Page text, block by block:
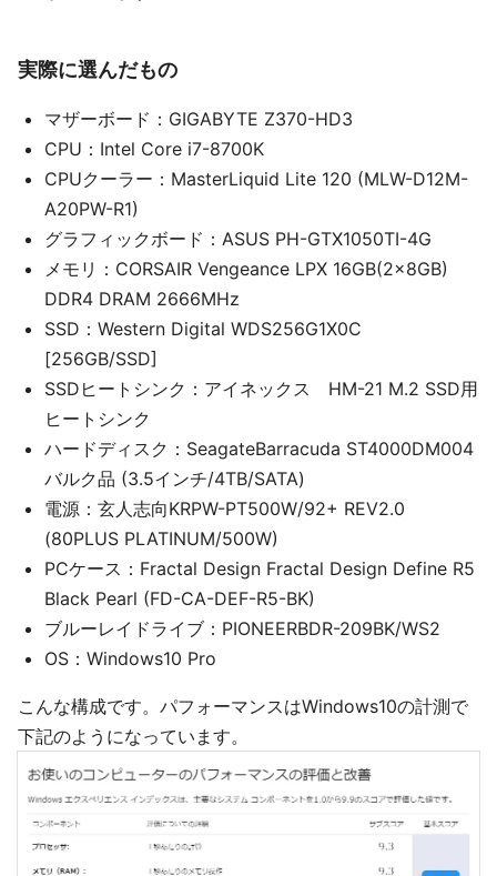
実際に選んだもの
マザーボード：GIGABYTE Z370-HD3
CPU：Intel Core i7-8700K
CPUクーラー：MasterLiquid Lite 120 (MLW-D12M-
A20PW-R1)
グラフィックボード：ASUS PH-GTX1050TI-4G
メモリ：CORSAIR Vengeance LPX 16GB(2x8GB)
DDR4 DRAM 2666MHz
SSD：Western Digital WDS256G1X0C
[256GB/SSD]
SSDヒートシンク：アイネックス HM-21 M.2 SSD用
ヒートシンク
ハードディスク：SeagateBarracuda ST4000DM004
バルク品 (3.5インチ/4TB/SATA)
電源：玄人志向KRPW-PT500W/92+ REV2.0
(80PLUS PLATINUM/500W)
PCケース：Fractal Design Fractal Design Define R5
Black Pearl (FD-CA-DEF-R5-BK)
ブルーレイドライブ：PIONEERBDR-209BK/WS2
OS：Windows10 Pro
こんな構成です。パフォーマンスはWindows10の計測で
下記のようになっています。